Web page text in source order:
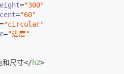
="300"
="60"
="circular"
="进度"
和尺寸</h2>